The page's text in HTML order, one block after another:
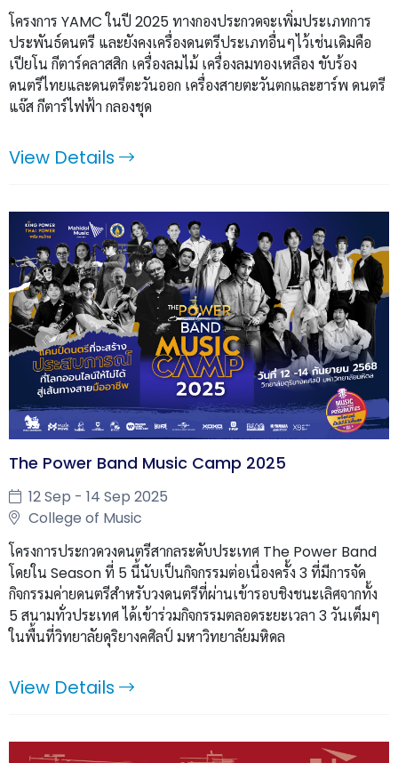
โครงการ YAMC ในปี 2025 ทางกองประกวดจะเพิ่มประเภทการ
ประพันธ์ดนตรี และยังคงเครื่องดนตรีประเภทอื่นๆไว้เช่นเดิมคือ
เปียโน กีตาร์คลาสสิก เครื่องลมไม้ เครื่องลมทองเหลือง ขับร้อง
ดนตรีไทยและดนตรีตะวันออก เครื่องสายตะวันตกและฮาร์พ ดนตรี
แจ๊ส กีตาร์ไฟฟ้า กลองชุด
View Details
The Power Band Music Camp 2025
12 Sep - 14 Sep 2025
College of Music
โครงการประกวดวงดนตรีสากลระดับประเทศ The Power Band
โดยใน Season ที่ 5 นี้นับเป็นกิจกรรมต่อเนื่องครั้ง 3 ที่มีการจัด
กิจกรรมค่ายดนตรีสำหรับวงดนตรีที่ผ่านเข้ารอบชิงชนะเลิศจากทั้ง
5 สนามทั่วประเทศ ได้เข้าร่วมกิจกรรมตลอดระยะเวลา 3 วันเต็มๆ
ในพื้นที่วิทยาลัยดุริยางคศิลป์ มหาวิทยาลัยมหิดล
View Details